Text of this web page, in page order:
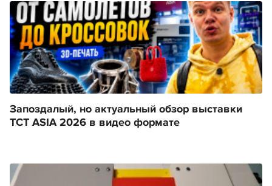
Запоздалый, но актуальный обзор выставки
TCT ASIA 2026 в видео формате